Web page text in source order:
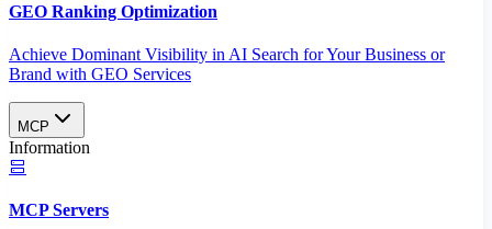
GEO Ranking Optimization
Achieve Dominant Visibility in AI Search for Your Business or
Brand with GEO Services​
MCP
Information
MCP Servers